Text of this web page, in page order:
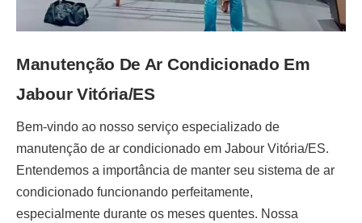
Manutenção De Ar Condicionado Em
Jabour Vitória/ES
Bem-vindo ao nosso serviço especializado de
manutenção de ar condicionado em Jabour Vitória/ES.
Entendemos a importância de manter seu sistema de ar
condicionado funcionando perfeitamente,
especialmente durante os meses quentes. Nossa